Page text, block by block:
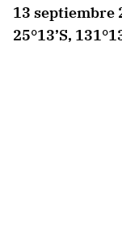
13 septiembre
25°13’S,